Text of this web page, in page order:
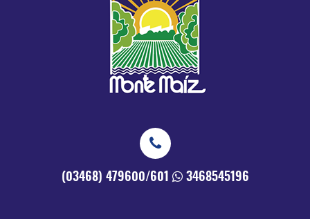
(03468) 479600/601 3468545196